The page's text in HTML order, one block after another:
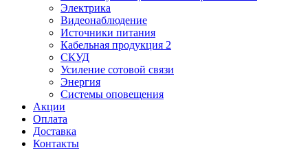
Электрика
Видеонаблюдение
Источники питания
Кабельная продукция 2
СКУД
Усиление сотовой связи
Энергия
Системы оповещения
Акции
Оплата
Доставка
Контакты